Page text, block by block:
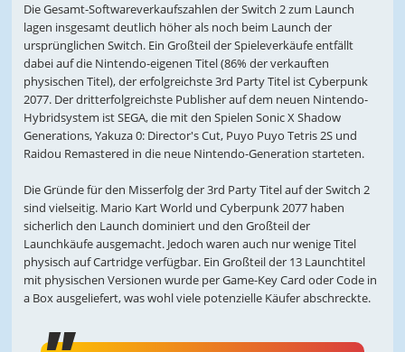
Die Gesamt-Softwareverkaufszahlen der Switch 2 zum Launch
lagen insgesamt deutlich höher als noch beim Launch der
ursprünglichen Switch. Ein Großteil der Spieleverkäufe entfällt
dabei auf die Nintendo-eigenen Titel (86% der verkauften
physischen Titel), der erfolgreichste 3rd Party Titel ist Cyberpunk
2077. Der dritterfolgreichste Publisher auf dem neuen Nintendo-
Hybridsystem ist SEGA, die mit den Spielen Sonic X Shadow
Generations, Yakuza 0: Director's Cut, Puyo Puyo Tetris 2S und
Raidou Remastered in die neue Nintendo-Generation starteten.
Die Gründe für den Misserfolg der 3rd Party Titel auf der Switch 2
sind vielseitig. Mario Kart World und Cyberpunk 2077 haben
sicherlich den Launch dominiert und den Großteil der
Launchkäufe ausgemacht. Jedoch waren auch nur wenige Titel
physisch auf Cartridge verfügbar. Ein Großteil der 13 Launchtitel
mit physischen Versionen wurde per Game-Key Card oder Code in
a Box ausgeliefert, was wohl viele potenzielle Käufer abschreckte.